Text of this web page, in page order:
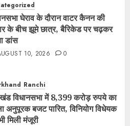
घेराव के दौरान वाटर कैनन की
के बीच झूमे छात्र, बैरिकेड पर चढ़कर
डांस
10, 2026 0
Ranchi
विधानसभा में 8,399 करोड़ रुपये का
अनुपूरक बजट पारित, विनियोग विधेयक
मिली मंजूरी